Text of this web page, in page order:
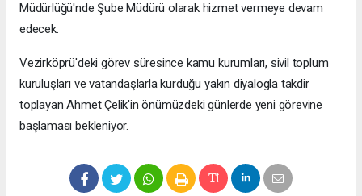
Müdürlüğü'nde Şube Müdürü olarak hizmet vermeye devam
edecek.
Vezirköprü'deki görev süresince kamu kurumları, sivil toplum
kuruluşları ve vatandaşlarla kurduğu yakın diyalogla takdir
toplayan Ahmet Çelik'in önümüzdeki günlerde yeni görevine
başlaması bekleniyor.